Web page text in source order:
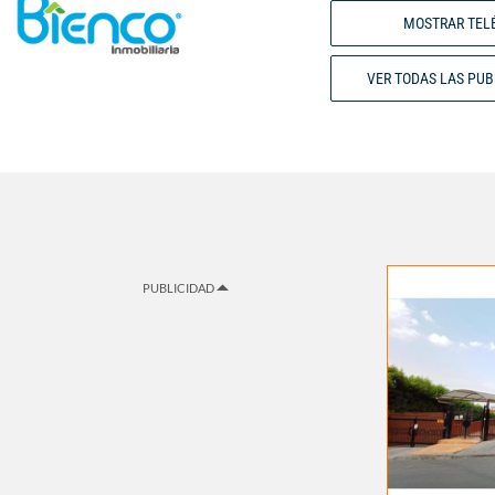
MOSTRAR
VER TODAS LAS
PUBLICIDAD